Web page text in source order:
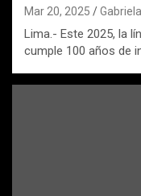
Mar 20, 2025
Lima.- Este 2025, la
cumple 100 años de